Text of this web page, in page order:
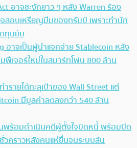
อาจชะงักยาว ๆ หลัง Warren ร้อง
จสอบเหรียญมีมของทรัมป์ เพราะทำนัก
ทุนยับ
อาจเป็นผู้นำแจกจ่าย Stablecoin หลัง
ฟีเจอร์ใหม่ในสมาร์ทโฟน 800 ล้าน
ำรายได้ทะลุเป้าของ Wall Street แต่
มีมูลค่าลดลงกว่า 540 ล้าน
นพร้อมดำเนินคดีผู้ตั้งใจบิดหนี้ พร้อมปิด
วคราวหลังคนแห่ยื่นจนระบบล้น